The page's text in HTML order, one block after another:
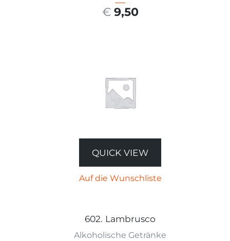
€ 9,50
QUICK VIEW
Auf die Wunschliste
602. Lambrusco
Alkoholische Getränke